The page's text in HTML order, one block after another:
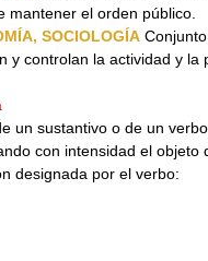
mantener el orden público.
SOCIOLOGÍA
y controlan la actividad y la
un sustantivo o de un
con intensidad el objeto
designada por el verbo: